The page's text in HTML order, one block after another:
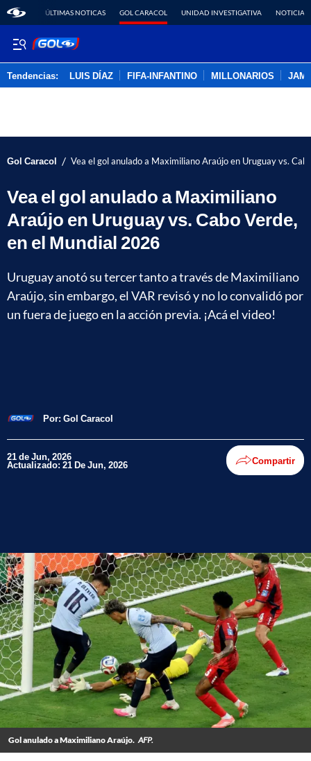
ÚLTIMAS NOTICAS GOL CARACOL UNIDAD INVESTIGATIVA NOTICIAS
Tendencias: LUIS DÍAZ FIFA-INFANTINO MILLONARIOS
Gol Caracol / Vea el gol anulado a Maximiliano Araújo en Uruguay vs.
Vea el gol anulado a Maximiliano
Araújo en Uruguay vs. Cabo Verde,
en el Mundial 2026
Uruguay anotó su tercer tanto a través de Maximiliano
Araújo, sin embargo, el VAR revisó y no lo convalidó por
un fuera de juego en la acción previa. ¡Acá el video!
Por: Gol Caracol
21 de Jun, 2026
Actualizado: 21 De Jun, 2026 Compartir
Gol anulado a Maximiliano Araújo. AFP.